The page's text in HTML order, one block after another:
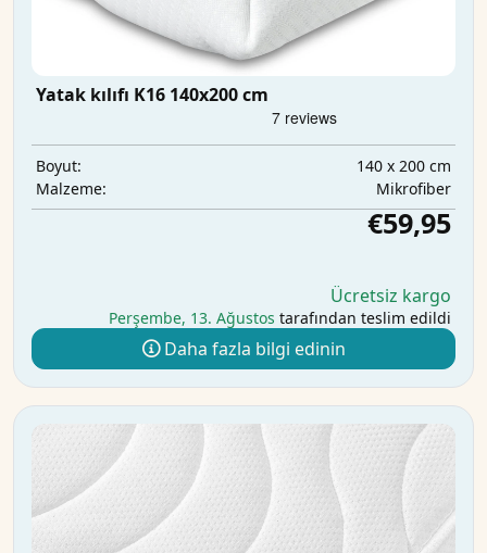
Yatak kılıfı K16 140x200 cm
Boyut:
140 x 200 cm
Malzeme:
Mikrofiber
€59,95
Ücretsiz kargo
Perşembe, 13. Ağustos tarafından teslim edildi
Daha fazla bilgi edinin